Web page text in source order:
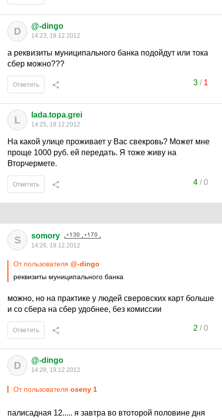
D @-dingo
14:23, 19.12.2012
а реквизиты муниципального банка подойдут или тока
сбер можно???
3/ 1
Ответить
L lada.topa.grei
14:25, 19.12.2012
На какой улице проживает у Вас свекровь? Может мне
проще 1000 руб. ей передать. Я тоже живу на
Вторчермете.
4/0
Ответить
S somory
14:26, 19.12.2012
От пользователя @-dingo
реквизиты муниципального банка
можно, но на практике у людей сверовских карт больше
и со сбера на сбер удобнее, без комиссии
2 /0
Ответить
D @-dingo
14:28, 19.12.2012
От пользователя oseny 1
палисадная 12..... я завтра во втоторой половине дня